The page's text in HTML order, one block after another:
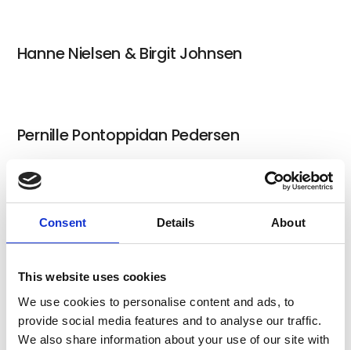
Consent Details About
This website uses cookies
We use cookies to personalise content and ads, to
provide social media features and to analyse our traffic.
We also share information about your use of our site with
Hanne Nielsen & Birgit Johnsen
Pernille Pontoppidan Pedersen
Morten Schelde
Kaspar Bonnén